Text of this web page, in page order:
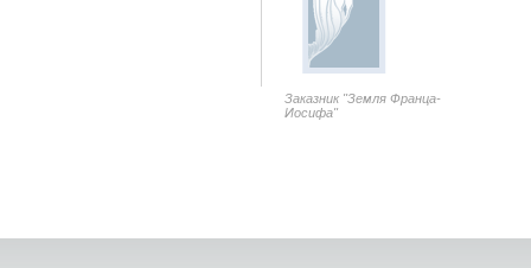
Заказник "Земля Франца-
Иосифа"